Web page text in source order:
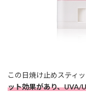
この日焼け止めスティッ
ット効果があり、UVA/